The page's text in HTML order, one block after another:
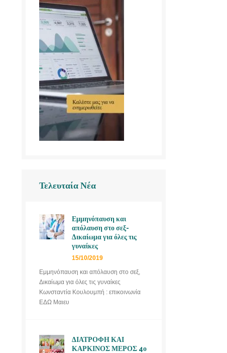
Τελευταία Νέα
Εμμηνόπαυση και
απόλαυση στο σεξ-
Δικαίωμα για όλες τις
γυναίκες
15/10/2019
Εμμηνόπαυση και απόλαυση στο σεξ,
Δικαίωμα για όλες τις γυναίκες
Κωνσταντία Κουλουμπή : επικοινωνία
ΕΔΩ Μαιευ
ΔΙΑΤΡΟΦΗ ΚΑΙ
ΚΑΡΚΙΝΟΣ ΜΕΡΟΣ 4ο